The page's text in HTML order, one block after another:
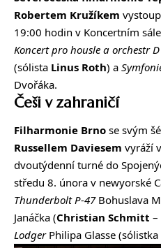
Robertem Kružíkem
19:00 hodin v Koncertním
Koncert pro housle a orchestr
(sólista Linus Roth) a
Dvořáka.
Češi v zahraničí
Filharmonie Brno se svým
Russellem Daviesem vyráží
dvoutýdenní turné do
středu 8. února v newyorské
Thunderbolt P-47 Bohuslava
Janáčka (Christian Schmitt –
Lodger Philipa Glasse (sólistka